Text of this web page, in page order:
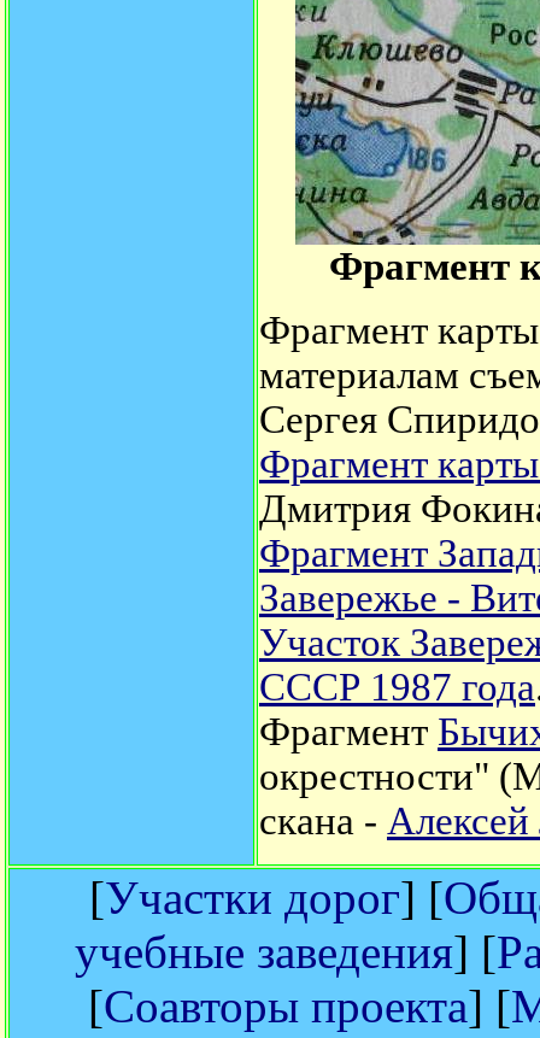
Фрагмент
Фрагмент
материалам
Сергея
Фрагмент
Дмитрия
Фрагмент
Завережье -
Участок
СССР 1987 года
Фрагмент
окрестности"
скана -
[Участки дорог] [
учебные заведения] [
[Соавторы проекта] [